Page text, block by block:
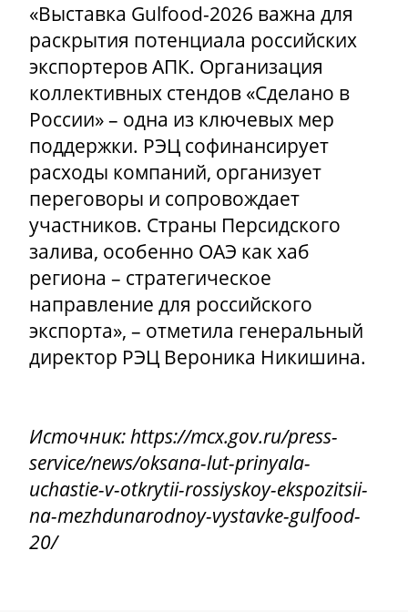
«Выставка Gulfood-2026 важна для
раскрытия потенциала российских
экспортеров АПК. Организация
коллективных стендов «Сделано в
России» – одна из ключевых мер
поддержки. РЭЦ софинансирует
расходы компаний, организует
переговоры и сопровождает
участников. Страны Персидского
залива, особенно ОАЭ как хаб
региона – стратегическое
направление для российского
экспорта», – отметила генеральный
директор РЭЦ Вероника Никишина.
Источник: https://mcx.gov.ru/press-
service/news/oksana-lut-prinyala-
uchastie-v-otkrytii-rossiyskoy-ekspozitsii-
na-mezhdunarodnoy-vystavke-gulfood-
20/